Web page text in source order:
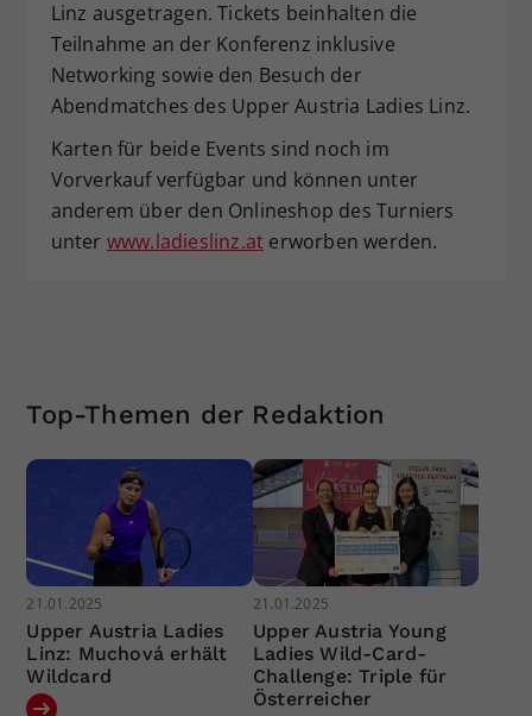
Linz ausgetragen. Tickets beinhalten die
Teilnahme an der Konferenz inklusive
Networking sowie den Besuch der
Abendmatches des Upper Austria Ladies Linz.
Karten für beide Events sind noch im
Vorverkauf verfügbar und können unter
anderem über den Onlineshop des Turniers
unter www.ladieslinz.at erworben werden.
Top-Themen der Redaktion
21.01.2025
Upper Austria Ladies
Linz: Muchová erhält
Wildcard
21.01.2025
Upper Austria Young
Ladies Wild-Card-
Challenge: Triple für
Österreicher